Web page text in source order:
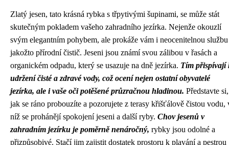
Zlatý jesen, tato krásná rybka s třpytivými šupinami, se může stát
skutečným pokladem vašeho zahradního jezírka. Nejenže okouzlí
svým elegantním pohybem, ale prokáže vám i neocenitelnou službu
jakožto přírodní čistič. Jeseni jsou známí svou zálibou v řasách a
organickém odpadu, který se usazuje na dně jezírka. Tím přispívají
udržení čisté a zdravé vody, což ocení nejen ostatní obyvatelé
jezírka, ale i vaše oči potěšené průzračnou hladinou. Představte si,
jak se ráno probouzíte a pozorujete z terasy křišťálově čistou vodu,
níž se prohánějí spokojení jeseni a další ryby. Chov jesenů v
zahradním jezírku je poměrně nenáročný, rybky jsou odolné a
přizpůsobivé. Stačí jim zajistit dostatek prostoru k plavání a pestrou